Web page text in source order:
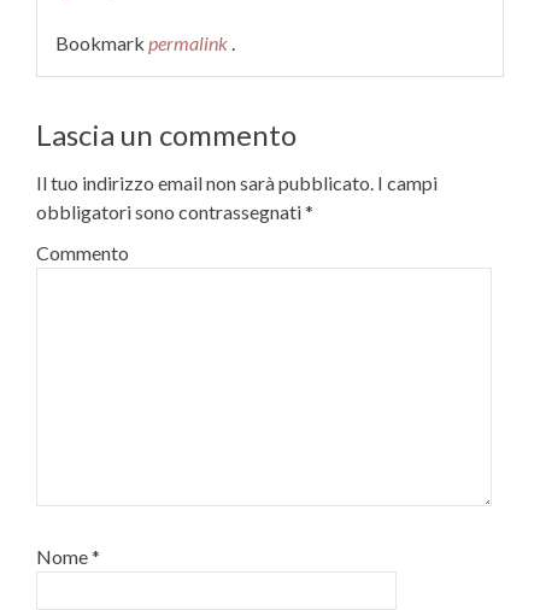
Bookmark permalink .
Lascia un commento
Il tuo indirizzo email non sarà pubblicato. I campi
obbligatori sono contrassegnati*
Commento
Nome*